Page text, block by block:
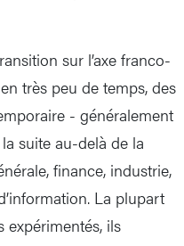
sur l’axe franco-
très peu de temps, des
- généralement
suite au-delà de la
finance, industrie,
La plupart
expérimentés, ils